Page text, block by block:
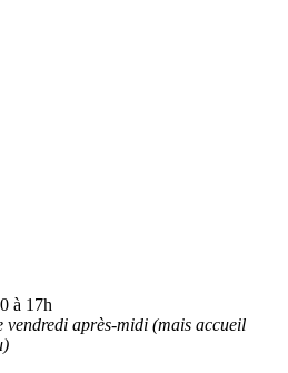
à 17h
vendredi après-midi (mais accueil